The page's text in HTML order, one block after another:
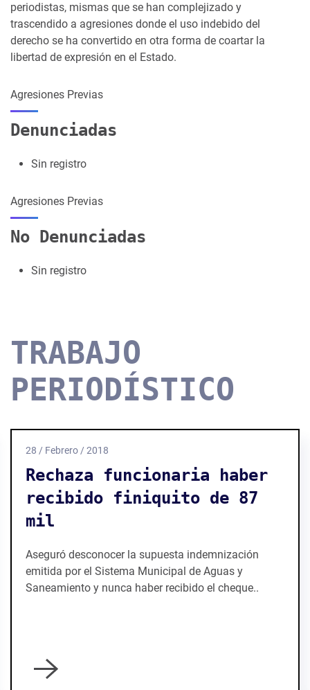
periodistas, mismas que se han complejizado y
trascendido a agresiones donde el uso indebido del
derecho se ha convertido en otra forma de coartar la
libertad de expresión en el Estado.
Agresiones Previas
Denunciadas
Sin registro
Agresiones Previas
No Denunciadas
Sin registro
TRABAJO
PERIODÍSTICO
18 / Febrero / 2016
Viola la ley Humberto
Moreira por recibir
pensión
La pensión que fue aprobada para Humberto
Moreira en diciembre del año pasado fue obtenida
de manera irregular.